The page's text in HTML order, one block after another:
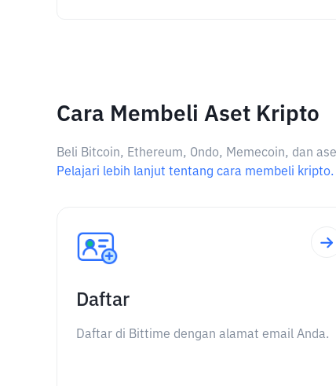
Cara Membeli Aset Kripto
Beli Bitcoin, Ethereum, Ondo, Memecoin, dan
Pelajari lebih lanjut tentang cara membeli kripto.
Daftar
Daftar di Bittime dengan alamat email Anda.